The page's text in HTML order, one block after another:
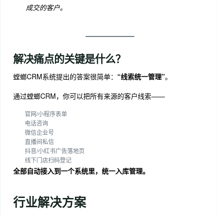
成交的客户。
解决痛点的关键是什么？
螳螂CRM系统提出的答案很简单： “线索统一管理”。
通过螳螂CRM，你可以把所有来源的客户线索——
官网/小程序表单
电话咨询
微信企业号
直播间私信
抖音/小红书广告落地页
线下门店扫码登记
全部自动接入到一个系统里，统一入库管理。
行业解决方案